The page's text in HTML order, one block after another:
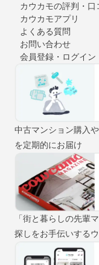
カウカモの評判・口
カウカモアプリ
よくある質問
お問い合わせ
会員登録・ログイン
中古マンション購入
を定期的にお届け
「街と暮らしの先輩
探しをお手伝いする